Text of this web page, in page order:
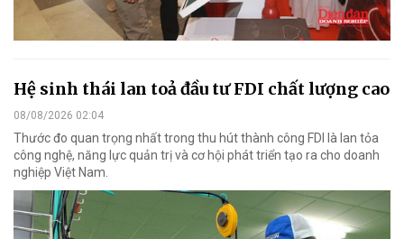
Hệ sinh thái lan toả đầu tư FDI chất lượng cao
08/08/2026 02:04
Thước đo quan trọng nhất trong thu hút thành công FDI là lan tỏa
công nghệ, năng lực quản trị và cơ hội phát triển tạo ra cho doanh
nghiệp Việt Nam.